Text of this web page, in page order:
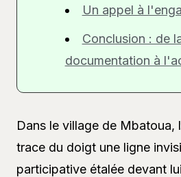
Un appel à
Conclusion : de
documentation à
Dans le village de Mbatoua,
trace du doigt une ligne
participative étalée devant